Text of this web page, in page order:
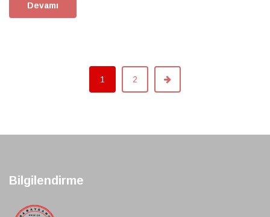
Devamı
1 2
Bilgilendirme